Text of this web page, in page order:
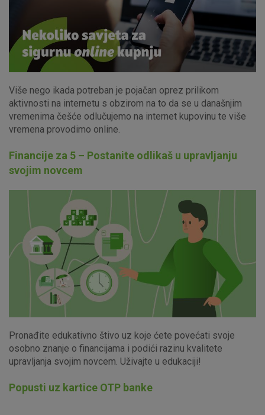
Više nego ikada potreban je pojačan oprez prilikom
aktivnosti na internetu s obzirom na to da se u današnjim
vremenima češće odlučujemo na internet kupovinu te više
vremena provodimo online.
Financije za 5 – Postanite odlikaš u upravljanju
svojim novcem
Pronađite edukativno štivo uz koje ćete povećati svoje
osobno znanje o financijama i podići razinu kvalitete
upravljanja svojim novcem. Uživajte u edukaciji!
Popusti uz kartice OTP banke